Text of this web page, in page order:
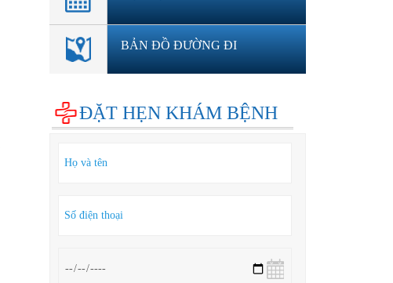
BẢN ĐỒ ĐƯỜNG ĐI
ĐẶT HẸN KHÁM BỆNH